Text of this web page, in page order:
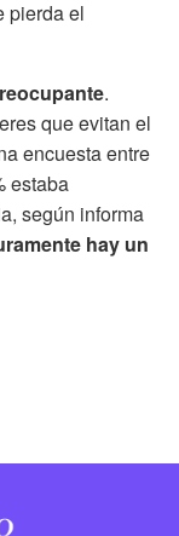
pierda el
.
que evitan el
encuesta entre
estaba
según informa
hay un